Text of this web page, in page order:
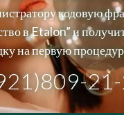
кодовую
в Etalon” и
на первую